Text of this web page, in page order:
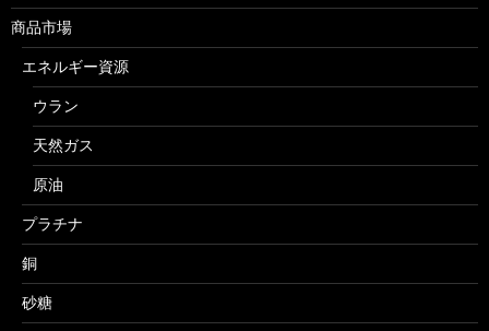
商品市場
エネルギー資源
ウラン
天然ガス
原油
プラチナ
銅
砂糖